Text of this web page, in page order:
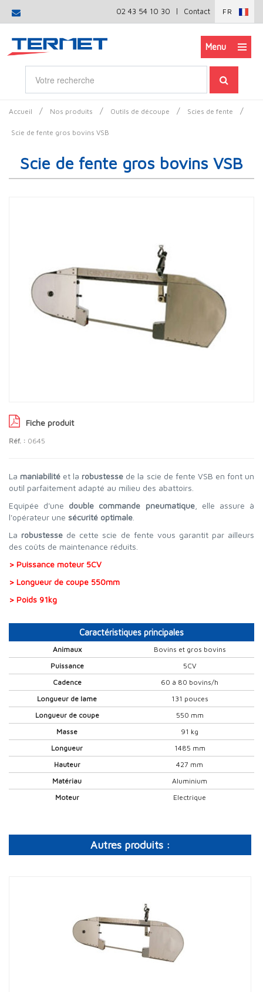
02 43 54 10 30 | Contact FR
Menu
Accueil / Nos produits / Outils de découpe / Scies de fente /
Scie de fente gros bovins VSB
Scie de fente gros bovins VSB
Fiche produit
Réf. : 0645
La maniabilité et la robustesse de la scie de fente VSB en font un
outil parfaitement adapté au milieu des abattoirs.
Equipée d'une double commande pneumatique, elle assure à
l'opérateur une sécurité optimale
La robustesse de cette scie de fente vous garantit par ailleurs
des coûts de maintenance réduits.
> Puissance moteur 5CV
> Longueur de coupe 550mm
> Poids 91kg
Caractéristiques principales
Animaux
Bovins et gros bovins
Puissance
5CV
Cadence
60 à 80 bovins/h
Longueur de lame
131 pouces
Longueur de coupe
550 mm
Masse
91 kg
Longueur
1485 mm
Hauteur
427 mm
Matériau
Aluminium
Moteur
Electrique
Autres produits :